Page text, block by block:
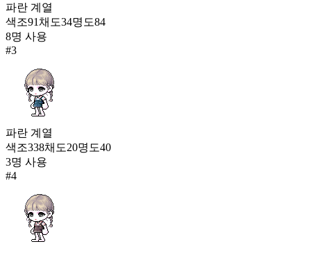
아스트랄 갤럭시(남)
1,740
파란 계열
색조91 채도34명도84
8명 사용
#3
파란 계열
색조338채도20명도40
3명 사용
#4